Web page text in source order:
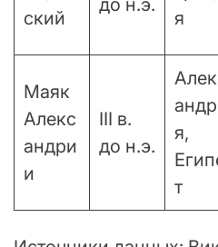
ский
я
Маяк
Алекс
андри
и
III в.
до н.э.
я,
т